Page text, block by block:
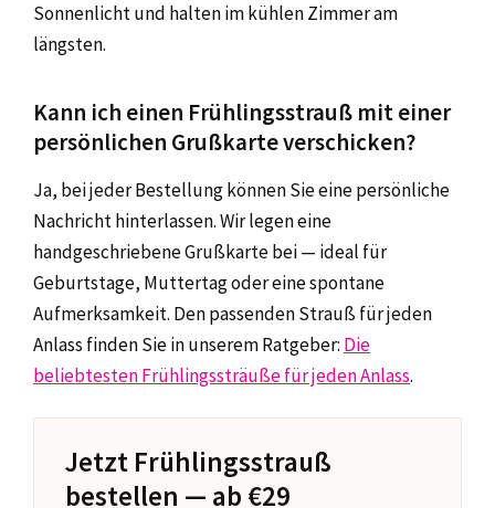
Sonnenlicht und halten im kühlen Zimmer am
längsten.
Kann ich einen Frühlingsstrauß mit einer
persönlichen Grußkarte verschicken?
Ja, bei jeder Bestellung können Sie eine persönliche
Nachricht hinterlassen. Wir legen eine
handgeschriebene Grußkarte bei — ideal für
Geburtstage, Muttertag oder eine spontane
Aufmerksamkeit. Den passenden Strauß für jeden
Anlass finden Sie in unserem Ratgeber: Die
beliebtesten Frühlingssträuße für jeden Anlass.
Jetzt Frühlingsstrauß
bestellen — ab €29